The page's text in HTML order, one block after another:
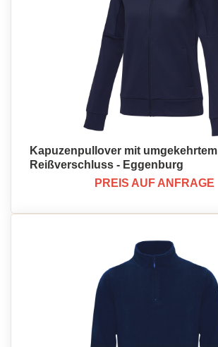
Kapuzenpullover mit umgekehrtem
Reißverschluss - Eggenburg
PREIS AUF ANFRAGE